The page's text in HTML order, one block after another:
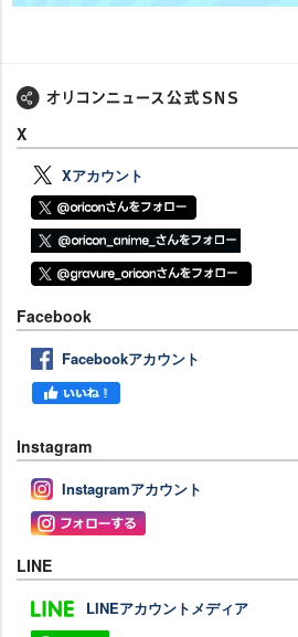
X
Xアカウント
Facebook
Facebookアカウント
Instagram
Instagramアカウント
LINE
LINEアカウントメディア